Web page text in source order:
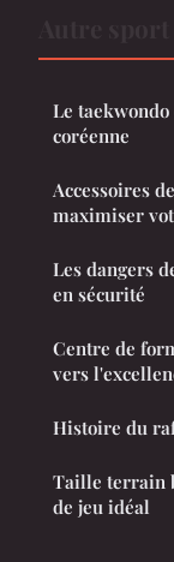
Le
coréenne
Accessoires
maximiser
Les dangers
en sécurité
Centre de
vers
Histoire du
Taille terrain
de jeu idéal